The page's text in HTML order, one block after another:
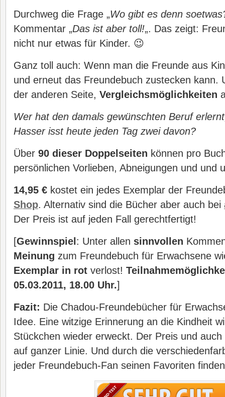
Durchweg die Frage „Wo gibt es denn
Kommentar „Das ist aber toll!„. Das zeigt:
nicht nur etwas für Kinder. 😉
Ganz toll auch: Wenn man die Freunde aus
und erneut das Freundebuch zustecken kann.
der anderen Seite, Vergleichsmöglichkeiten
Wer hat den damals gewünschten Beruf
Hasser isst heute jeden Tag zwei davon?
Über 90 dieser Doppelseiten können pro
persönlichen Vorlieben, Abneigungen und und
14,95 € kostet ein jedes Exemplar der
Shop. Alternativ sind die Bücher aber auch bei
Der Preis ist auf jeden Fall gerechtfertigt!
[Gewinnspiel : Unter allen sinnvollen
Meinung zum Freundebuch für Erwachsene
Exemplar in rot verlost!
05.03.2011, 18.00 Uhr.]
Fazit: Die Chadou-Freundebücher für
Idee. Eine witzige Erinnerung an die Kindheit
Stückchen wieder erweckt. Der Preis und
auf ganzer Linie. Und durch die
jeder Freundebuch-Fan seinen Favoriten